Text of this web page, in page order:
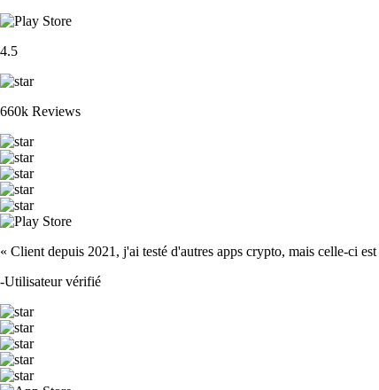
4.5
660k Reviews
« Client depuis 2021, j'ai testé d'autres apps crypto, mais celle-ci
-Utilisateur vérifié